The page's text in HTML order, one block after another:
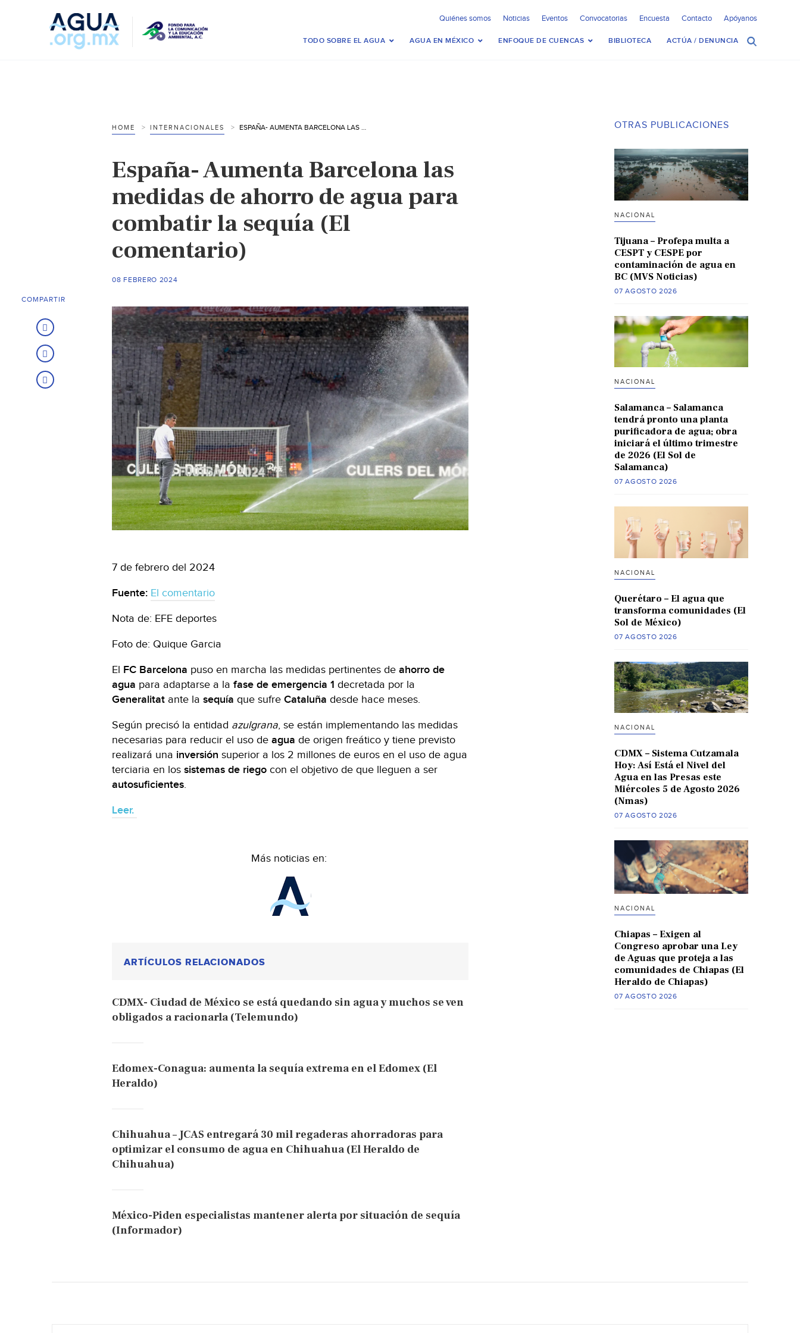
Quiénes somos Noticias Eventos Convocatorias Encuesta Contacto Apóyanos
TODO SOBRE EL AGUA AGUA EN MÉXICO ENFOQUE DE CUENCAS BIBLIOTECA ACTÚA / DENUNCIA
HOME INTERNACIONALES ESPAÑA- AUMENTA BARCELONA LAS MEDIDAS DE AHORRO DE AGUA PARA COMBATIR LA SEQUÍA (EL COMENTARIO)
España- Aumenta Barcelona las
medidas de ahorro de agua para
combatir la sequía (El
comentario)
08 FEBRERO 2024
7 de febrero del 2024
Fuente: El comentario
Nota de: EFE deportes
Foto de: Quique Garcia
El FC Barcelona puso en marcha las medidas pertinentes de ahorro de
agua para adaptarse a la fase de emergencia 1 decretada por la
Generalitat ante la sequía que sufre Cataluña desde hace meses.
Según precisó la entidad azulgrana, se están implementando las medidas
necesarias para reducir el uso de agua de origen freático y tiene previsto
realizará una inversión superior a los 2 millones de euros en el uso de agua
terciaria en los sistemas de riego con el objetivo de que lleguen a ser
autosuficientes.
Leer.
Más noticias en:
ARTÍCULOS RELACIONADOS
CDMX- Ciudad de México se está quedando sin agua y muchos se ven
obligados a racionarla (Telemundo)
Edomex-Conagua: aumenta la sequía extrema en el Edomex (El
Heraldo)
Chihuahua – JCAS entregará 30 mil regaderas ahorradoras para
optimizar el consumo de agua en Chihuahua (El Heraldo de
Chihuahua)
México-Piden especialistas mantener alerta por situación de sequía
(Informador)
COMPARTIR
OTRAS PUBLICACIONES
NACIONAL
Tijuana – Profepa multa a
CESPT y CESPE por
contaminación de agua en
BC (MVS Noticias)
07 AGOSTO 2026
NACIONAL
Salamanca – Salamanca
tendrá pronto una planta
purificadora de agua; obra
iniciará el último trimestre
de 2026 (El Sol de
Salamanca)
07 AGOSTO 2026
NACIONAL
Querétaro – El agua que
transforma comunidades (El
Sol de México)
07 AGOSTO 2026
NACIONAL
CDMX – Sistema Cutzamala
Hoy: Así Está el Nivel del
Agua en las Presas este
Miércoles 5 de Agosto 2026
(Nmas)
07 AGOSTO 2026
NACIONAL
Chiapas – Exigen al
Congreso aprobar una Ley
de Aguas que proteja a las
comunidades de Chiapas (El
Heraldo de Chiapas)
07 AGOSTO 2026